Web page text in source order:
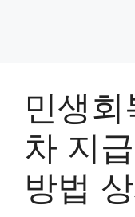
민생
차 지
방법